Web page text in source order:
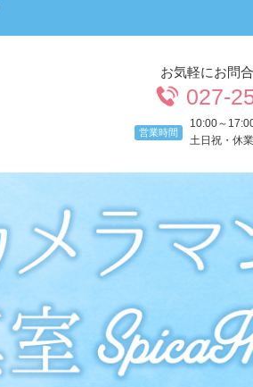
お気軽にお問
027-
営業時間
10:00～
土日祝・休業